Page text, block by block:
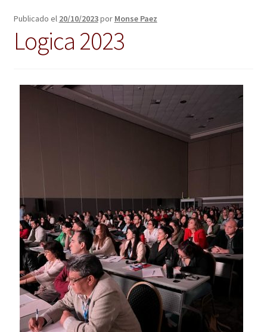
Contactos
Categorías
Publicado el 20/10/2023por Monse Paez
Logica 2023